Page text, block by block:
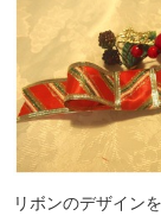
リボンのデザイン